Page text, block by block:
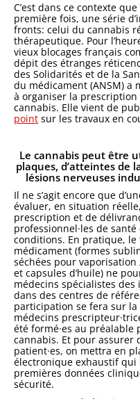
C’est dans ce contexte
première fois, une série
fronts: celui du cannabis
thérapeutique. Pour
vieux blocages français
dépit des étranges
des Solidarités et de la
du médicament (ANSM) a
à organiser la
cannabis. Elle vient de
point sur les travaux en
Le cannabis peut être
plaques, d’atteintes de
lésions nerveuses
Il ne s’agit encore que
évaluer, en situation
prescription et de
professionnel·les de santé
conditions. En pratique,
médicament (formes
séchées pour
et capsules d’huile) ne
médecins spécialistes
dans des centres de
participation se fera sur
médecins
été formé·es au
cannabis. Et pour assurer
patient·es, on mettra en
électronique exhaustif qui
premières données
sécurité.